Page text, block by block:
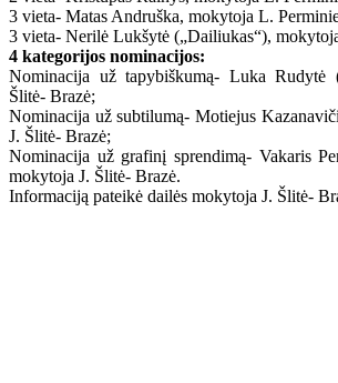
3 vieta- Matas Andruška, mokytoja L.
3 vieta- Nerilė Lukšytė („Dailiukas“),
4 kategorijos nominacijos:
Nominacija už tapybiškumą- Luka Rudytė
Šlitė- Brazė;
Nominacija už subtilumą- Motiejus
J. Šlitė- Brazė;
Nominacija už grafinį sprendimą- Vakaris
mokytoja J. Šlitė- Brazė.
Informaciją pateikė dailės mokytoja J. Šlitė-